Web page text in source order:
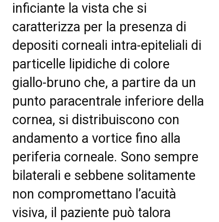
inficiante la vista che si
caratterizza per la presenza di
depositi corneali intra-epiteliali di
particelle lipidiche di colore
giallo-bruno che, a partire da un
punto paracentrale inferiore della
cornea, si distribuiscono con
andamento a vortice fino alla
periferia corneale. Sono sempre
bilaterali e sebbene solitamente
non compromettano l’acuità
visiva, il paziente può talora